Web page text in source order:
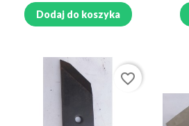
Dodaj do koszyka
favorite_border